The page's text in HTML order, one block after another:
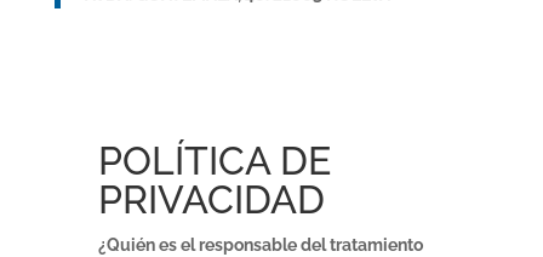
POLÍTICA DE
PRIVACIDAD
¿Quién es el responsable del tratamiento